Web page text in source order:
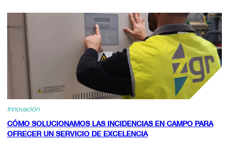
Innovación
CÓMO SOLUCIONAMOS LAS INCIDENCIAS EN CAMPO PARA
OFRECER UN SERVICIO DE EXCELENCIA